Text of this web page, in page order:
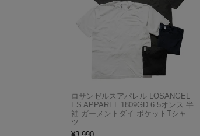
ロサンゼルスアパレル LOSANGEL
ES APPAREL 1809GD 6.5オンス 半
袖 ガーメントダイ ポケットTシャ
ツ